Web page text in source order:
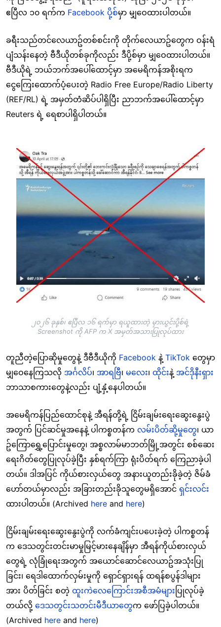
ဧပြီလ ၁၀ ရက်က Facebook ပို့စ်မှာ မျှဝေထားပါတယ်။
ခရီးသည်တင်လေယာဥ်တစ်စင်းကို တိုက်လေယာဥ်တွေက ဝန်းရံ
ပျံသန်းနေတဲ့ ဗီဒီယိုတစ်ခုကိုလည်း ဒီပို့စ်မှာ မျှဝေထားပါတယ်။
ဗီဒီယိုရဲ့ ဘယ်ဘက်အပေါ်ထောင့်မှာ အမေရိကန်အစိုးရက
ငွေကြေးထောက်ပံ့ပေးတဲ့ Radio Free Europe/Radio Liberty
(REF/RL) ရဲ့ အမှတ်တံဆိပ်ပါရှိပြီး ညာဘက်အပေါ်ထောင့်မှာ
Reuters ရဲ့ ရေစာပါရှိပါတယ်။
Image
၂၀၂၆ ခုနှစ်၊ ဧပြီလ ၁၆ ရက်မှာ ရယူထားတဲ့ မှားယွင်းပို့စ်ရဲ့
Screenshot ကို AFP က X အမှတ်အသားပြုလုပ်ထား
တူညီတဲ့ပြောဆိုမှုတွေနဲ့ ဒီဗီဒီယိုကို Facebook နဲ့ TikTok တွေမှာ
မျှဝေနေကြသလို အင်္ဂလိပ်၊ အာရဗြီ၊ မလေး၊ ထိုင်းနဲ့ အင်ဒိုနီးရှား
ဘာသာစကားတွေနဲ့လည်း ပျံ့နှံ့နေပါတယ်။
အမေရိကန်ပြည်ထောင်စုနဲ့ အီရန်တို့ရဲ့ ငြိမ်းချမ်းရေးဆွေးနွေးပွဲ
အတွက် ပြင်ဆင်မှုအနေနဲ့ ပါကစ္စတန်က လမ်းပိတ်ဆို့မှုတွေ၊ ယာ
ဥ်ကြောရွှေ့ပြောင်းမှုတွေ၊ အစ္စလာမ်မာဘတ်မြို့အတွင်း စစ်ဆေး
ရေးဂိတ်တွေပြုလုပ်ခဲ့ပြီး နှစ်ရက်ကြာ ရုံးပိတ်ရက် ကြေညာခဲ့ပါ
တယ်။ ဒါအပြင် ကိုယ်စားလှယ်တွေ အနားယူတည်းခိုခဲ့တဲ့ ဇိမ်ခံ
ဟော်တယ်မှာလည်း အခြားတည်းခိုသူတွေမရှိအောင် ရှင်းလင်း
ထားပါတယ်။ (Archived here and here)
ငြိမ်းချမ်းရေးဆွေးနွေးပွဲကို လက်ခံကျင်းပပေးခဲ့တဲ့ ပါကစ္စတန်
က ဒေသတွင်းတင်းမာမှုမြင့်မားနေချိန်မှာ အီရန်ကိုယ်စားလှယ်
တွေရဲ့ လုံခြုံရေးအတွက် အယောင်ဆောင်လေယာဥ်အသုံးပြု
ခြင်း၊ ရေဒါထောက်လှမ်းမှုကို ရှောင်ရှားရန် ထရန်စပွန်ဒါများ
အား ပိတ်ခြင်း စတဲ့ ထူးကဲလေကြောင်းအစီအမံများ ပြုလုပ်ခဲ့
တယ်လို့ ဒေသတွင်းသတင်းမီဒီယာတွေက ဖော်ပြခဲ့ပါတယ်။
(Archived here and here)